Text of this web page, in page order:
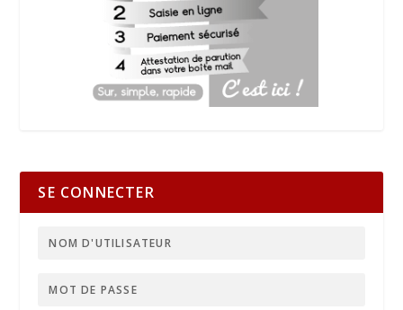
SE CONNECTER